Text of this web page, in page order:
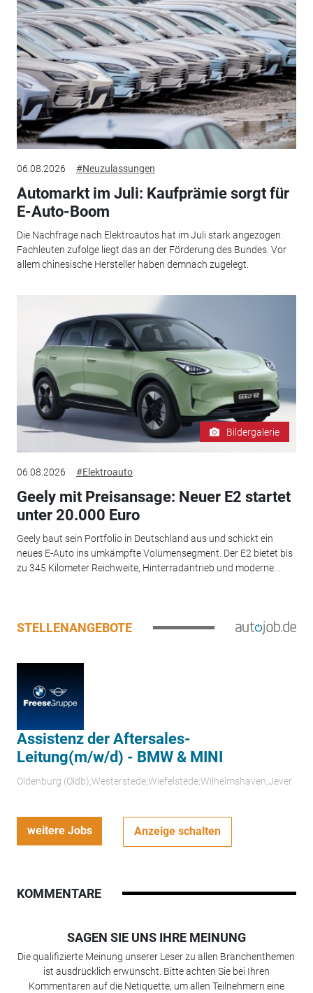
06.08.2026 #Neuzulassungen
Automarkt im Juli: Kaufprämie sorgt für
E-Auto-Boom
Die Nachfrage nach Elektroautos hat im Juli stark angezogen.
Fachleuten zufolge liegt das an der Förderung des Bundes. Vor
allem chinesische Hersteller haben demnach zugelegt.
Bildergalerie
06.08.2026 #Elektroauto
Geely mit Preisansage: Neuer E2 startet
unter 20.000 Euro
Geely baut sein Portfolio in Deutschland aus und schickt ein
neues E-Auto ins umkämpfte Volumensegment. Der E2 bietet bis
zu 345 Kilometer Reichweite, Hinterradantrieb und moderne...
STELLENANGEBOTE
Assistenz der Aftersales-
Leitung(m/w/d) - BMW & MINI
Oldenburg (Oldb);Westerstede;Wiefelstede;Wilhelmshaven;Jever
weitere Jobs Anzeige schalten
KOMMENTARE
SAGEN SIE UNS IHRE MEINUNG
Die qualifizierte Meinung unserer Leser zu allen Branchenthemen
ist ausdrücklich erwünscht. Bitte achten Sie bei Ihren
Kommentaren auf die Netiquette, um allen Teilnehmern eine